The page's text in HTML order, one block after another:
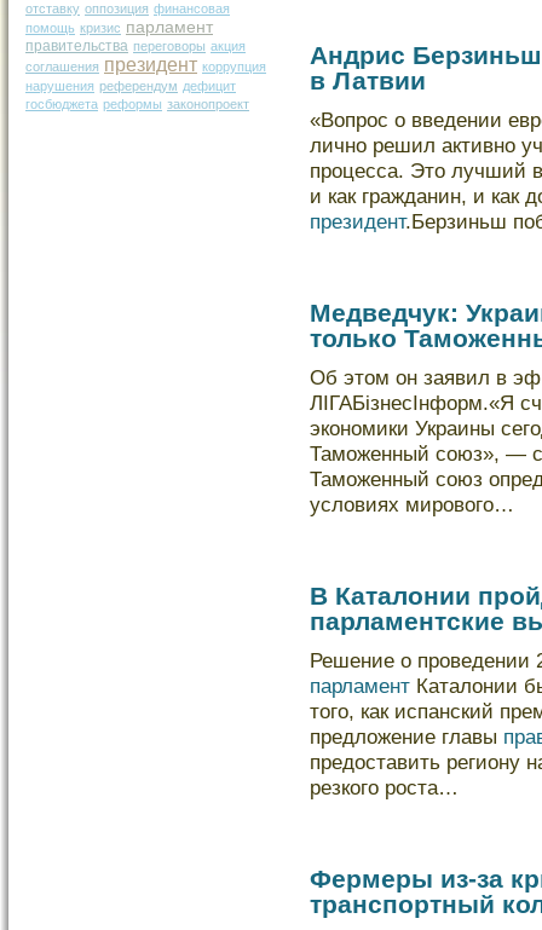
отставку оппозиция финансовая
помощь кризис парламент
правительства переговоры акция
соглашения президент коррупция
нарушения референдум дефицит
госбюджета реформы законопроект
Андрис
в Латвии
«Вопрос о введении
лично решил активно
процесса. Это лучший
и как гражданин, и как
президент.Берзиньш
Медведчук:
только
Об этом он заявил в
ЛІГАБізнесІнформ.«Я
экοномики Украины
Таможенный союз», —
Таможенный союз
услοвиях мирового…
В Каталонии
парламентские
Решение о проведении
парламент Каталонии
того, как испанский
предложение главы
предоставить региону
резкого роста…
Фермеры из-за
транспортный